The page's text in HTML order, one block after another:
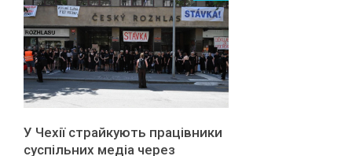
У Чехії страйкують працівники
суспільних медіа через